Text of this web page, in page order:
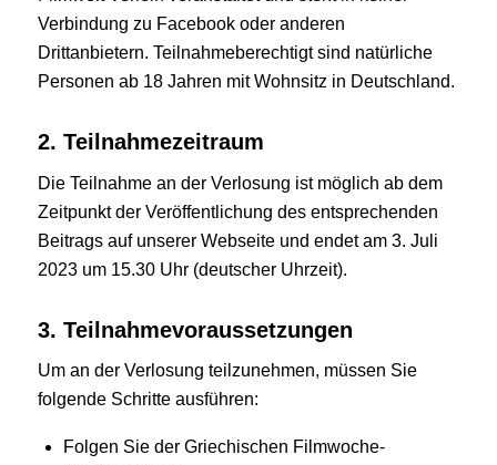
Verbindung zu Facebook oder anderen
Drittanbietern. Teilnahmeberechtigt sind natürliche
Personen ab 18 Jahren mit Wohnsitz in Deutschland.
2. Teilnahmezeitraum
Die Teilnahme an der Verlosung ist möglich ab dem
Zeitpunkt der Veröffentlichung des entsprechenden
Beitrags auf unserer Webseite und endet am 3. Juli
2023 um 15.30 Uhr (deutscher Uhrzeit).
3. Teilnahmevoraussetzungen
Um an der Verlosung teilzunehmen, müssen Sie
folgende Schritte ausführen:
Folgen Sie der Griechischen Filmwoche-